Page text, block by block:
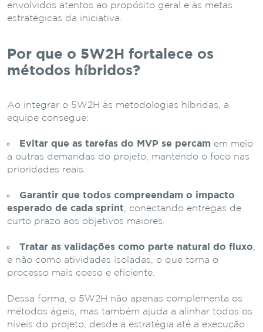
envolvidos atentos ao propósito geral e às metas
estratégicas da iniciativa.
Por que o 5W2H fortalece os
métodos híbridos?
Ao integrar o 5W2H às metodologias híbridas, a
equipe consegue:
Evitar que as tarefas do MVP se percam em meio
a outras demandas do projeto, mantendo o foco nas
prioridades reais.
Garantir que todos compreendam o impacto
esperado de cada sprint , conectando entregas de
curto prazo aos objetivos maiores.
Tratar as validações como parte natural do fluxo
e não como atividades isoladas, o que torna o
processo mais coeso e eficiente.
Dessa forma, o 5W2H não apenas complementa os
métodos ágeis, mas também ajuda a alinhar todos os
níveis do projeto, desde a estratégia até a execução